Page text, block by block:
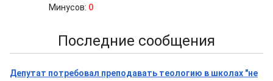
Минусов: 0
Последние сообщения
Депутат потребовал преподавать теологию в школах "не